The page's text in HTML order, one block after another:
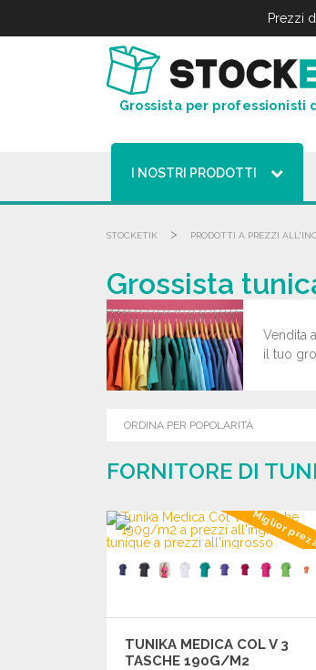
Prezzi
Grossista per professionisti
I NOSTRI PRODOTTI
STOCKETIK > PRODOTTI A PREZZI
Grossista
Vendita
il tuo
FORNITORE DI
Miglior
TUNIKA MEDICA COL V 3
TASCHE 190G/M2